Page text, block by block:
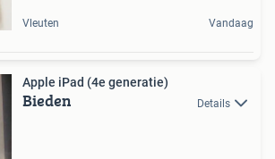
Vleuten Vandaag
Apple iPad (4e generatie)
Bieden Details